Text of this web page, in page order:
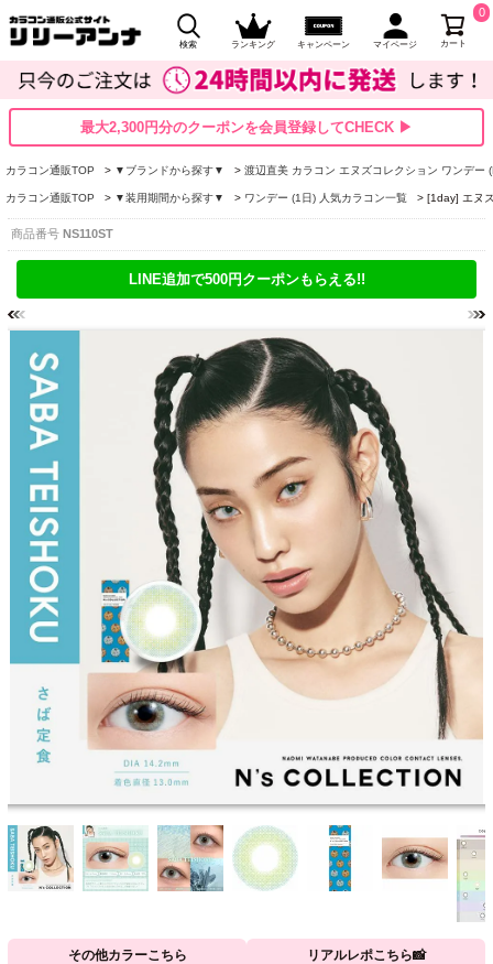
検索 ランキング キャンペーン マイページ カート
0
最大2,300円分のクーポンを会員登録してCHECK ▶
カラコン通販TOP ▼ブランドから探す▼ 渡辺直美 カラコン エヌズコレクション ワンデー
カラコン通販TOP ▼装用期間から探す▼ ワンデー (1日) 人気カラコン一覧 [1day] エヌ
商品番号 NS110ST
LINE追加で500円クーポンもらえる!!
その他カラーこちら リアルレポこちら📸